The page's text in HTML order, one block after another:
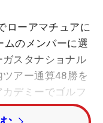
ローアマチュアに
ムのメンバーに選
スタナショナル
アー通算48勝を
デミーでゴルフ
目の挑戦で見事